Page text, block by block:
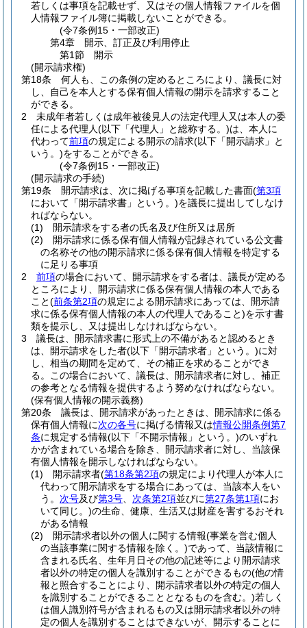
若しくは事項を記載せず、又はその個人情報ファイルを個
人情報ファイル簿に掲載しないことができる。
(令7条例15・一部改正)
第4章
開示、訂正及び利用停止
第1節
開示
(開示請求権)
第18条
何人も、この条例の定めるところにより、議長に対
し、自己を本人とする保有個人情報の開示を請求すること
ができる。
2
未成年者若しくは成年被後見人の法定代理人又は本人の委
任による代理人(以下「代理人」と総称する。)は、本人に
代わって前項の規定による開示の請求(以下「開示請求」と
いう。)をすることができる。
(令7条例15・一部改正)
(開示請求の手続)
第19条
開示請求は、次に掲げる事項を記載した書面(第3項
において「開示請求書」という。)を議長に提出してしなけ
ればならない。
(1)
開示請求をする者の氏名及び住所又は居所
(2)
開示請求に係る保有個人情報が記録されている公文書
の名称その他の開示請求に係る保有個人情報を特定する
に足りる事項
2
前項の場合において、開示請求をする者は、議長が定める
ところにより、開示請求に係る保有個人情報の本人である
こと(前条第2項の規定による開示請求にあっては、開示請
求に係る保有個人情報の本人の代理人であること)を示す書
類を提示し、又は提出しなければならない。
3
議長は、開示請求書に形式上の不備があると認めるとき
は、開示請求をした者(以下「開示請求者」という。)に対
し、相当の期間を定めて、その補正を求めることができ
る。
この場合において、議長は、開示請求者に対し、補正
の参考となる情報を提供するよう努めなければならない。
(保有個人情報の開示義務)
第20条
議長は、開示請求があったときは、開示請求に係る
保有個人情報に次の各号に掲げる情報又は情報公開条例第7
条に規定する情報(以下「不開示情報」という。)のいずれ
かが含まれている場合を除き、開示請求者に対し、当該保
有個人情報を開示しなければならない。
(1)
開示請求者(第18条第2項の規定により代理人が本人に
代わって開示請求をする場合にあっては、当該本人をい
う。 次号及び第3号 次条第2項並びに第27条第1項にお
いて同じ。)の生命、健康、生活又は財産を害するおそれ
がある情報
(2)
開示請求者以外の個人に関する情報(事業を営む個人
の当該事業に関する情報を除く。)であって、当該情報に
含まれる氏名、生年月日その他の記述等により開示請求
者以外の特定の個人を識別することができるもの(他の情
報と照合することにより、開示請求者以外の特定の個人
を識別することができることとなるものを含む。)若しく
は個人識別符号が含まれるもの又は開示請求者以外の特
定の個人を識別することはできないが、開示することに